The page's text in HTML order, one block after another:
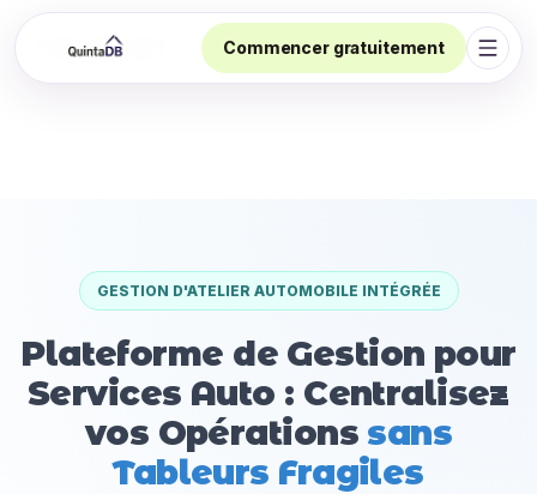
Commencer gratuitement
GESTION D'ATELIER AUTOMOBILE INTÉGRÉE
Plateforme de Gestion pour
Services Auto : Centralisez
vos Opérations sans
Tableurs Fragiles